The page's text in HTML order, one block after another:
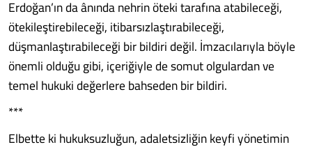
Erdoğan’ın da ânında nehrin öteki tarafına atabileceği,
ötekileştirebileceği, itibarsızlaştırabileceği,
düşmanlaştırabileceği bir bildiri değil. İmzacılarıyla böyle
önemli olduğu gibi, içeriğiyle de somut olgulardan ve
temel hukuki değerlere bahseden bir bildiri.
***
Elbette ki hukuksuzluğun, adaletsizliğin keyfi yönetimin